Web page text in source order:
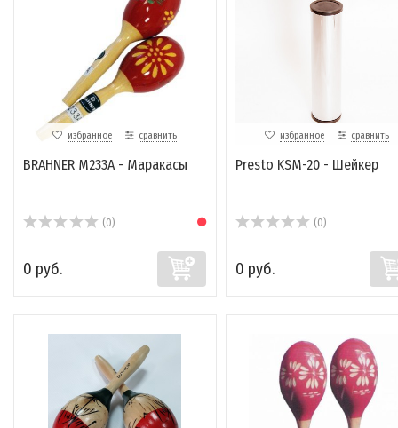
избранное сравнить
BRAHNER M233A - Маракасы
(0)
0 руб.
избранное сравнить
Presto KSM-20 - Шейкер
(0)
0 руб.